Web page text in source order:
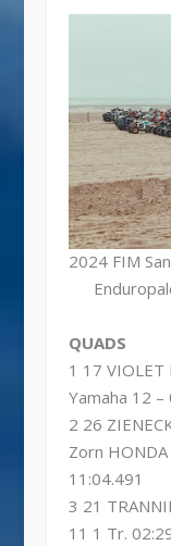
2024 FIM
QUADS
1 17
Yamaha 12
2 26
Zorn
11:04.491
3 21
11 1 Tr.